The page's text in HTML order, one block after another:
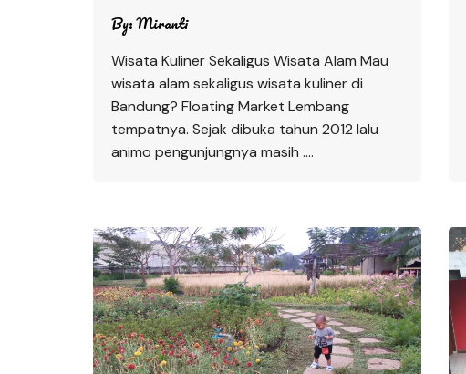
By:Miranti
Wisata Kuliner Sekaligus Wisata Alam Mau
wisata alam sekaligus wisata kuliner di
Bandung? Floating Market Lembang
tempatnya. Sejak dibuka tahun 2012 lalu
animo pengunjungnya masih ….